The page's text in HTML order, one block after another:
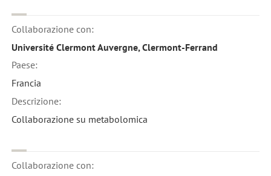
Collaborazione con:
Université Clermont Auvergne, Clermont-Ferrand
Paese:
Francia
Descrizione:
Collaborazione su metabolomica
Collaborazione con: